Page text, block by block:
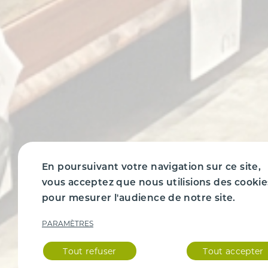
En poursuivant votre navigation sur ce site,
vous acceptez que nous utilisions des
pour mesurer l'audience de notre site.
PARAMÈTRES
Tout refuser Tout accepter